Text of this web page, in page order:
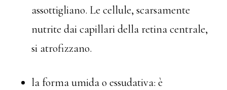
assottigliano. Le cellule, scarsamente
nutrite dai capillari della retina centrale,
si atrofizzano.
la forma umida o essudativa: è